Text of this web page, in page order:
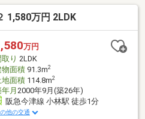
りある間取りで、小屋裏収納も
現。□2階からリビングへ降りら
設計も魅力です。□周辺には
い物施設もあり、生活利便性に
居専用地域の穏やかな街並みに
しむ暮らしが叶う住まいです。
1,580万円 2LDK
万円
取り 2LDK
物面積91.3m2
地面積114.8m2
月 2000年9月(築26年)
阪急今津線 小林駅 徒歩1分
他の交通